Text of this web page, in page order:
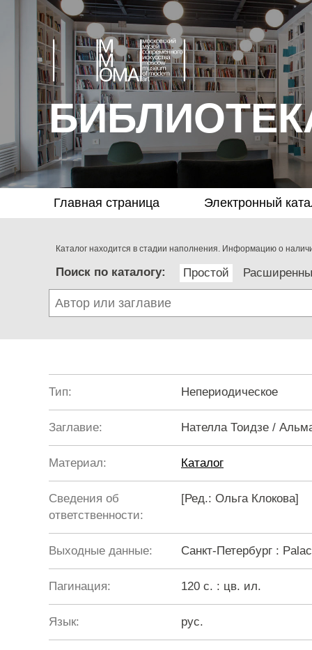
Главная страница Электронный
Каталог находится в стадии наполнения. Информацию о
Поиск по каталогу: Простой
Тип: Непериодическое
Заглавие: Нателла Тоидзе /
Материал: Каталог
Сведения об
ответственности:
[Ред.: Ольга Клокова]
Выходные данные: Санкт-Петербург :
Пагинация: 120 с. : цв. ил.
Язык: рус.